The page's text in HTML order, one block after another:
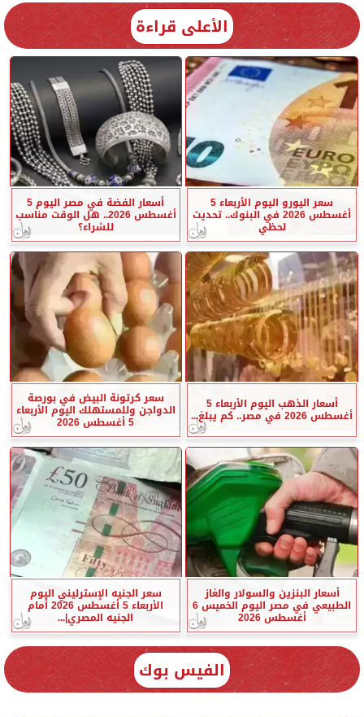
الأعلى قراءة
سعر اليورو اليوم الأربعاء 5
أغسطس 2026 في البنوك.. تحديث
لحظي
أسعار الفضة في مصر اليوم 5
أغسطس 2026.. هل الوقت مناسب
للشراء؟
أسعار الذهب اليوم الأربعاء 5
أغسطس 2026 في مصر.. كم يبلغ...
سعر كرتونة البيض في بورصة
الدواجن وللمستهلك اليوم الأربعاء
5 أغسطس 2026
أسعار البنزين والسولار والغاز
الطبيعي في مصر اليوم الخميس 6
أغسطس 2026
سعر الجنيه الإسترليني اليوم
الأربعاء 5 أغسطس 2026 أمام
الجنيه المصري|...
الفيس بوك